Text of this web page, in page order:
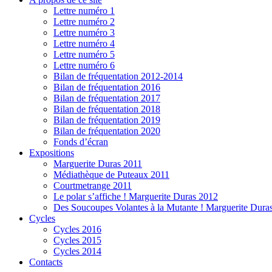
Lettre numéro 1
Lettre numéro 2
Lettre numéro 3
Lettre numéro 4
Lettre numéro 5
Lettre numéro 6
Bilan de fréquentation 2012-2014
Bilan de fréquentation 2016
Bilan de fréquentation 2017
Bilan de fréquentation 2018
Bilan de fréquentation 2019
Bilan de fréquentation 2020
Fonds d’écran
Expositions
Marguerite Duras 2011
Médiathèque de Puteaux 2011
Courtmetrange 2011
Le polar s’affiche ! Marguerite Duras 2012
Des Soucoupes Volantes à la Mutante ! Marguerite
Cycles
Cycles 2016
Cycles 2015
Cycles 2014
Contacts